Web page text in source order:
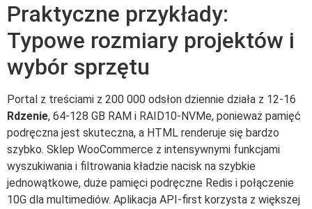
Praktyczne przykłady:
Typowe rozmiary projektów i
wybór sprzętu
Portal z treściami z 200 000 odsłon dziennie działa z 12-16
Rdzenie, 64-128 GB RAM i RAID10-NVMe, ponieważ pamięć
podręczna jest skuteczna, a HTML renderuje się bardzo
szybko. Sklep WooCommerce z intensywnymi funkcjami
wyszukiwania i filtrowania kładzie nacisk na szybkie
jednowątkowe, duże pamięci podręczne Redis i połączenie
10G dla multimediów. Aplikacja API-first korzysta z większej